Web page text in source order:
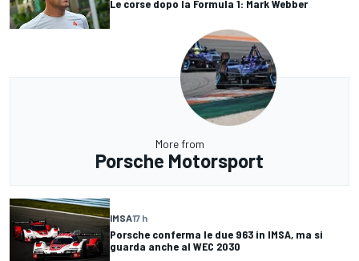
Le corse dopo la Formula 1: Mark Webber
More from
Porsche Motorsport
IMSA17 h
Porsche conferma le due 963 in IMSA, ma si
guarda anche al WEC 2030